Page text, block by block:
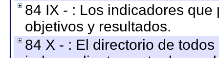
84 IX - : Los indicadores
objetivos y resultados.
84 X - : El directorio de